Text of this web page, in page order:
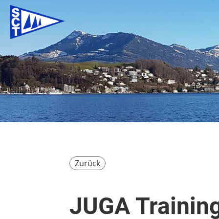
Zurück
JUGA